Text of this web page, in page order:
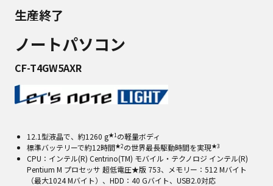
生産終了
ノートパソコン
CF-T4GW5AXR
12.1型液晶で、約1260 g★1 の軽量ボディ
標準バッテリーで約12時間★2の世界最長駆動時間を実現★3
CPU：インテル(R) Centrino(TM) モバイル・テクノロジ インテル(R)
Pentium M プロセッサ 超低電圧★版 753、メモリー：512 Mバイト
（最大1024 Mバイト）、HDD：40 Gバイト、USB2.0対応